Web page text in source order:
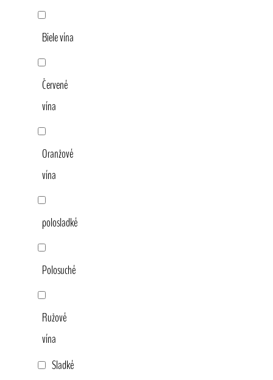
Biele vína
Červené
vína
Oranžové
vína
polosladké
Polosuché
Ružové
vína
Sladké